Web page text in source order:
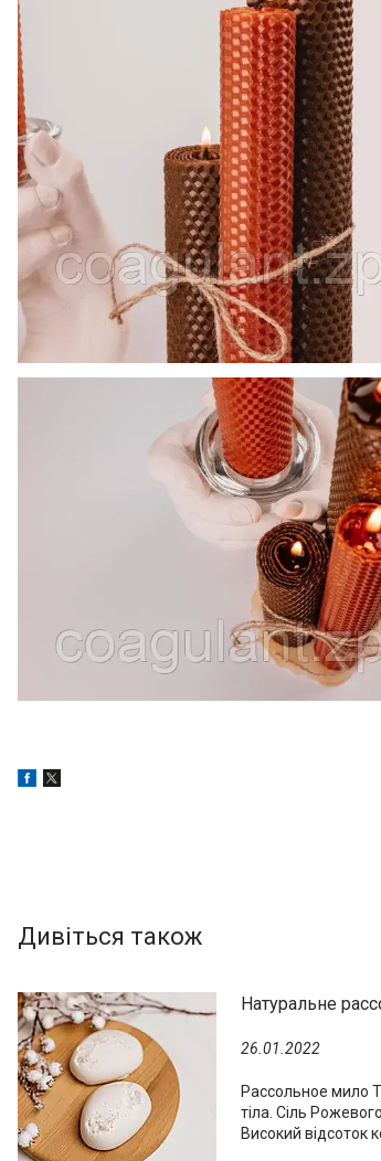
Натуральне
26.01.2022
Рассольное мило
тіла. Сіль
Високий відсоток